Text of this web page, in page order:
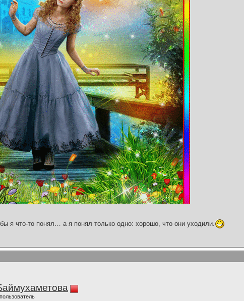
я что-то понял… а я понял только одно: хорошо, что они уходили.